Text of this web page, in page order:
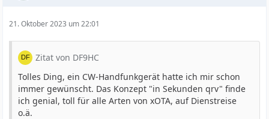
21. Oktober 2023 um 22:01
Zitat von DF9HC
Tolles Ding, ein CW-Handfunkgerät hatte ich mir schon
immer gewünscht. Das Konzept "in Sekunden qrv" finde
ich genial, toll für alle Arten von xOTA, auf Dienstreise
o.ä.